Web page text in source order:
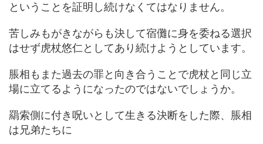
ということを証明し続けなくてはなりません。
苦しみもがきながらも決して宿儺に身を委ねる選択
はせず虎杖悠仁としてあり続けようとしています。
脹相もまた過去の罪と向き合うことで虎杖と同じ立
場に立てるようになったのではないでしょうか。
羂索側に付き呪いとして生きる決断をした際、脹相
は兄弟たちに